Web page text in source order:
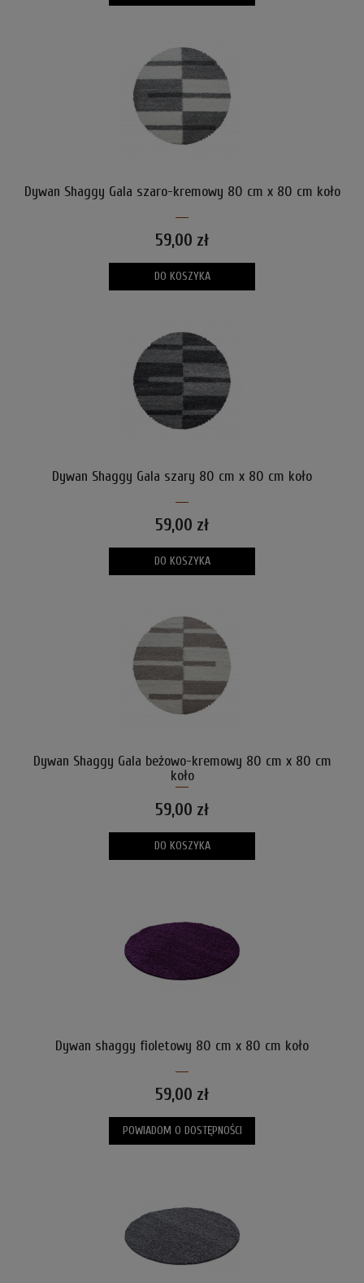
Dywan Shaggy Gala szaro-kremowy 80 cm x 80 cm koło
59,00 zł
DO KOSZYKA
Dywan Shaggy Gala szary 80 cm x 80 cm koło
59,00 zł
DO KOSZYKA
Dywan Shaggy Gala beżowo-kremowy 80 cm x 80 cm
koło
59,00 zł
DO KOSZYKA
Dywan shaggy fioletowy 80 cm x 80 cm koło
59,00 zł
POWIADOM O DOSTĘPNOŚCI